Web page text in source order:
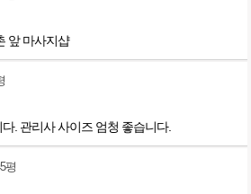
앞 마사지샵
. 관리사 사이즈 엄청 좋습니다.
평